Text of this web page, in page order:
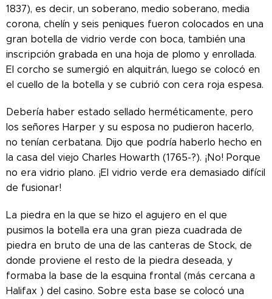
1837), es decir, un soberano, medio soberano, media
corona, chelín y seis peniques fueron colocados en una
gran botella de vidrio verde con boca, también una
inscripción grabada en una hoja de plomo y enrollada.
El corcho se sumergió en alquitrán, luego se colocó en
el cuello de la botella y se cubrió con cera roja espesa.
Debería haber estado sellado herméticamente, pero
los señores Harper y su esposa no pudieron hacerlo,
no tenían cerbatana. Dijo que podría haberlo hecho en
la casa del viejo Charles Howarth (1765-?). ¡No! Porque
no era vidrio plano. ¡El vidrio verde era demasiado difícil
de fusionar!
La piedra en la que se hizo el agujero en el que
pusimos la botella era una gran pieza cuadrada de
piedra en bruto de una de las canteras de Stock, de
donde proviene el resto de la piedra deseada, y
formaba la base de la esquina frontal (más cercana a
Halifax ) del casino. Sobre esta base se colocó una